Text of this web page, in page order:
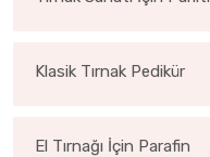
Klasik Tırnak Pedikür
El Tırnağı İçin Parafin